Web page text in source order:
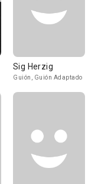
Sig Herzig
Guión, Guión Adaptado